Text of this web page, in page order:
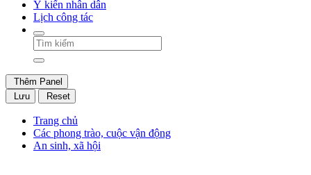
Ý kiến nhân dân
Lịch công tác
Thêm Panel
Lưu
Reset
Trang chủ
Các phong trào, cuộc vận động
An sinh, xã hội